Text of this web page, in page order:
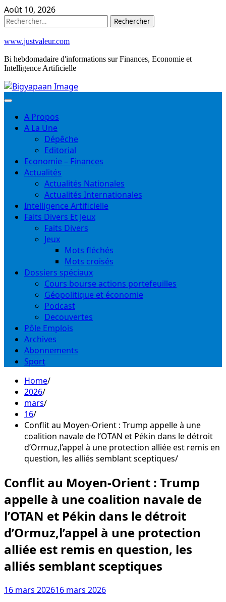
Skip
to
Août 10, 2026
Rechercher :
www.justvaleur.com
Bi hebdomadaire d'informations sur Finances, Economie et
Intelligence Artificielle
A Propos
A La Une
Dépêche
Editorial
Economie – Finances
Actualités
Actualités Nationales
Actualités Internationales
Intelligence Artificielle
Faits Divers Et Jeux
Faits Divers
Jeux
Mots fléchés
Mots croisés
Dossiers spéciaux
Cours bourse actions portefeuilles
Géopolitique et économie
Podcast
Decouvertes
Pôle Emplois
Archives
Abonnements
Sport
Home
2026
mars
16
Conflit au Moyen-Orient : Trump appelle à une
coalition navale de l’OTAN et Pékin dans le détroit
d’Ormuz,l’appel à une protection alliée est remis en
question, les alliés semblant sceptiques
Conflit au Moyen-Orient : Trump
appelle à une coalition navale de
l’OTAN et Pékin dans le détroit
d’Ormuz,l’appel à une protection
alliée est remis en question, les
alliés semblant sceptiques
16 mars 202616 mars 2026